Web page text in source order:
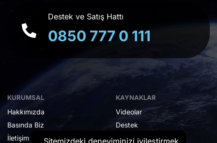
Destek ve Satış Hattı
0850 777 0 111
KURUMSAL
Hakkımızda
Basında Biz
İletişim
KAYNAKLAR
Videolar
Destek
Sitemizdeki deneyiminizi iyileştirmek